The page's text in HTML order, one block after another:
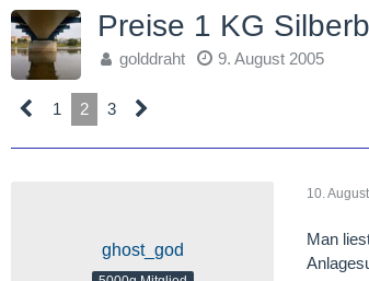
Preise 1 KG
golddraht 9. August 2005
1 2 3
ghost_god
10.
Man